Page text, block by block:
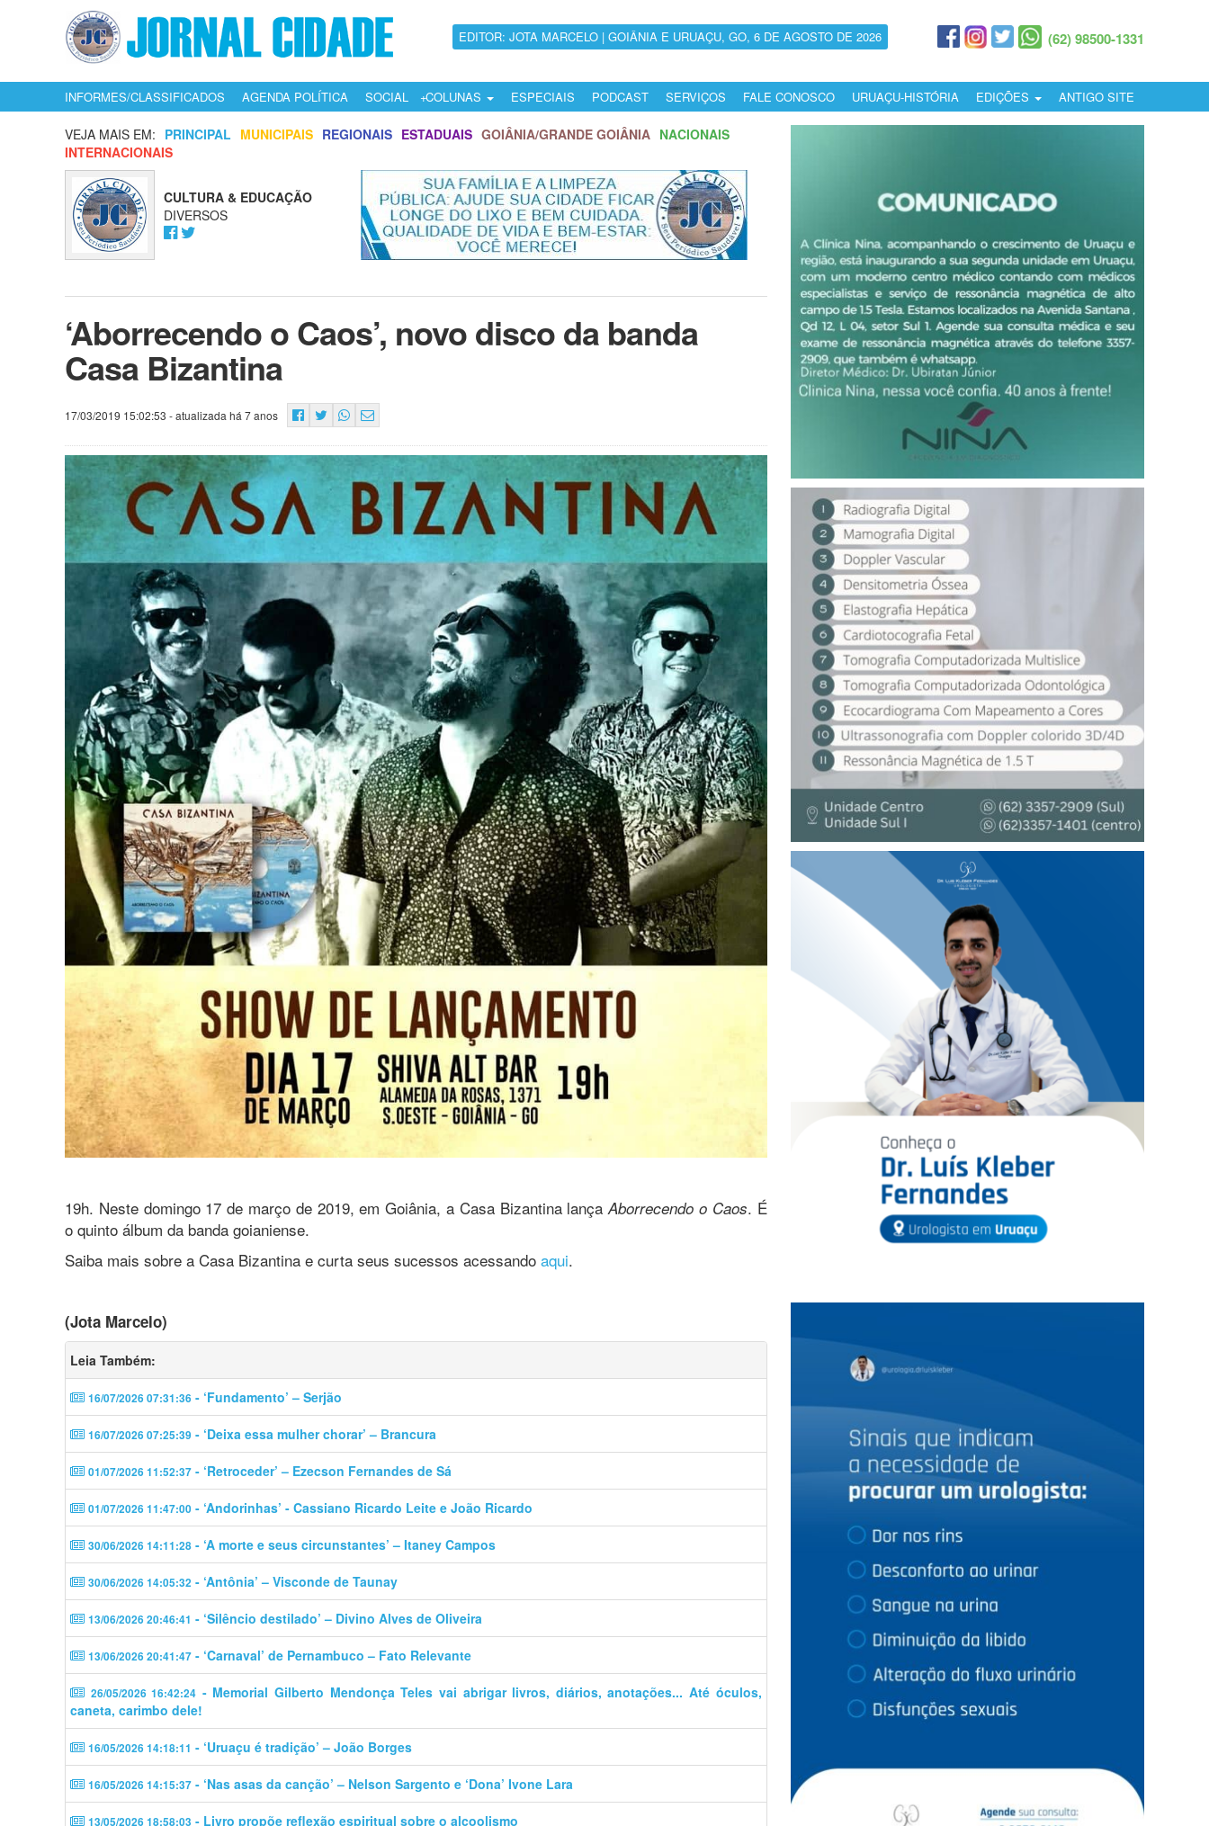
EDITOR: JOTA MARCELO | GOIÂNIA E URUAÇU, GO, 6 DE AGOSTO DE 2026 (62) 98500-1331
INFORMES/CLASSIFICADOS AGENDA POLÍTICA SOCIAL COLUNAS ESPECIAIS PODCAST SERVIÇOS FALE CONOSCO URUAÇU-HISTÓRIA EDIÇÕES ANTIGO SITE
VEJA MAIS EM: PRINCIPAL MUNICIPAIS REGIONAIS ESTADUAIS GOIÂNIA/GRANDE GOIÂNIA NACIONAIS
INTERNACIONAIS
CULTURA & EDUCAÇÃO
DIVERSOS
‘Aborrecendo o Caos’, novo disco da banda
Casa Bizantina
17/03/2019 15:02:53 - atualizada há 7 anos
19h. Neste domingo 17 de março de 2019, em Goiânia, a Casa Bizantina lançaAborrecendo o Caos. É
o quinto álbum da banda goianiense.
Saiba mais sobre a Casa Bizantina e curta seus sucessos acessando aqui.
(Jota Marcelo)
Leia Também:
16/07/2026 07:31:36 - ‘Fundamento’ – Serjão
16/07/2026 07:25:39 - ‘Deixa essa mulher chorar’ – Brancura
01/07/2026 11:52:37 - ‘Retroceder’ – Ezecson Fernandes de Sá
01/07/2026 11:47:00 - ‘Andorinhas’ - Cassiano Ricardo Leite e João Ricardo
30/06/2026 14:11:28 - ‘A morte e seus circunstantes’ – Itaney Campos
30/06/2026 14:05:32 - ‘Antônia’ – Visconde de Taunay
13/06/2026 20:46:41 - ‘Silêncio destilado’ – Divino Alves de Oliveira
13/06/2026 20:41:47 - ‘Carnaval’ de Pernambuco – Fato Relevante
26/05/2026 16:42:24 - Memorial Gilberto Mendonça Teles vai abrigar livros, diários, anotações... Até óculos,
caneta, carimbo dele!
16/05/2026 14:18:11 - ‘Uruaçu é tradição’ – João Borges
16/05/2026 14:15:37 - ‘Nas asas da canção’ – Nelson Sargento e ‘Dona’ Ivone Lara
13/05/2026 18:58:03 - Livro propõe reflexão espiritual sobre o alcoolismo